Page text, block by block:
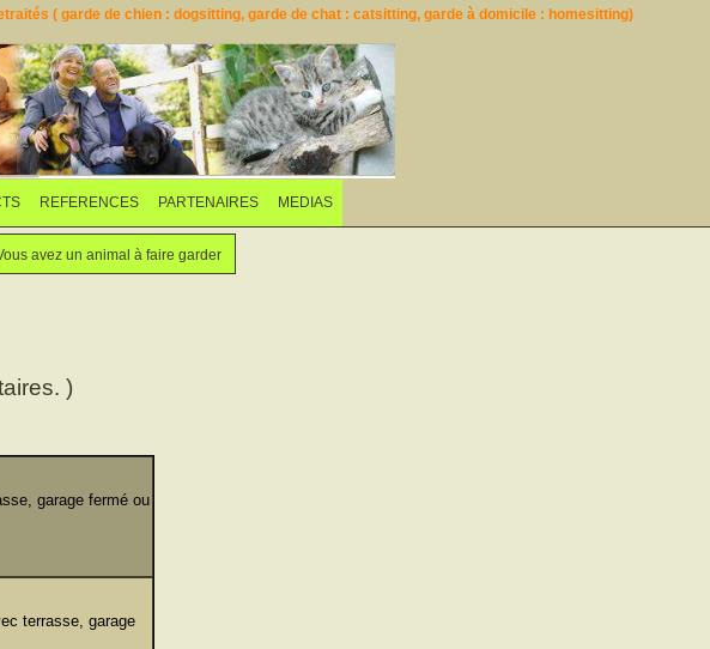
( garde de chien : dogsitting, garde de chat : catsitting, garde à domicile : homesitting)
un animal
REFERENCES PARTENAIRES MEDIAS
avez un animal à faire garder
)
garage fermé ou
terrasse, garage